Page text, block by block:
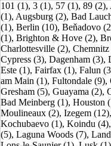
101 (1), 3 (1), 57 (1), 89 (2),
(1), Augsburg (2), Bad
(1), Berlin (10), Beňadovo
(1), Brighton & Hove (2),
Charlottesville (2),
Cypress (3), Dagenham (3),
Este (1), Fairfax (1), Falun
am Main (1), Fultondale (9),
Gresham (5), Guayama (2),
Bad Meinberg (1), Houston
Moulineaux (2), Izegem (12),
Kochubaevo (1), Koindu (4),
(5), Laguna Woods (7),